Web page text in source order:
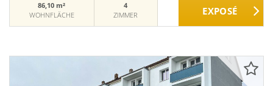
86,10 m²
WOHNFLÄCHE
4
ZIMMER